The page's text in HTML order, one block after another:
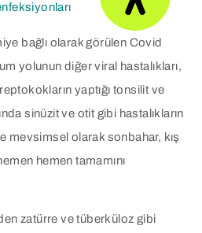
bağlı olarak görülen Covid
yolunun diğer viral hastalıkları,
yaptığı tonsilit ve
sinüzit ve otit gibi hastalıkların
mevsimsel olarak sonbahar, kış
hemen tamamını
zatürre ve tüberküloz gibi